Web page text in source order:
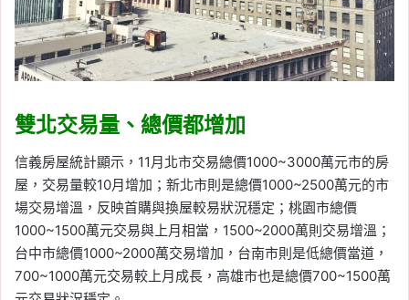
雙北交易量、總價都增加
信義房屋統計顯示，11月北市交易總價1000~3000萬元市的房
屋，交易量較10月增加；新北市則是總價1000~2500萬元的市
場交易增溫，反映首購與換屋較易狀況穩定；桃園市總價
1000~1500萬元交易與上月相當，1500~2000萬則交易增溫；
台中市總價1000~2000萬交易增加，台南市則是低總價當道，
700~1000萬元交易較上月成長，高雄市也是總價700~1500萬